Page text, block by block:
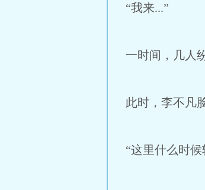
“我来...”
一时间，几人
此时，李不凡
“这里什么时